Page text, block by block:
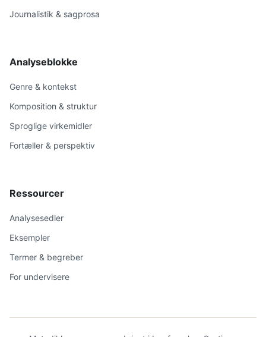
Journalistik & sagprosa
Analyseblokke
Genre & kontekst
Komposition & struktur
Sproglige virkemidler
Fortæller & perspektiv
Ressourcer
Analysesedler
Eksempler
Termer & begreber
For undervisere